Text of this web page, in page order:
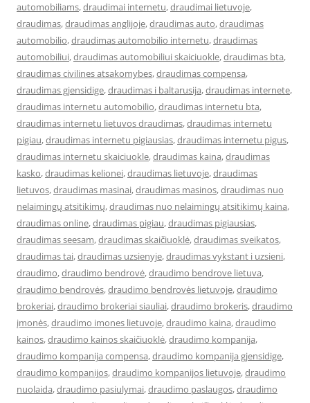
automobiliams,draudimai internetu,draudimai lietuvoje,
draudimas,draudimas anglijoje,draudimas auto,draudimas
automobilio,draudimas automobilio internetu,draudimas
automobiliui,draudimas automobiliui skaiciuokle,draudimas bta,
draudimas civilines atsakomybes,draudimas compensa,
draudimas gjensidige,draudimas i baltarusija,draudimas internete,
draudimas internetu automobilio,draudimas internetu bta,
draudimas internetu lietuvos draudimas,draudimas internetu
pigiau,draudimas internetu pigiausias,draudimas internetu pigus,
draudimas internetu skaiciuokle,draudimas kaina,draudimas
kasko,draudimas kelionei,draudimas lietuvoje,draudimas
lietuvos,draudimas masinai,draudimas masinos,draudimas nuo
nelaimingų atsitikimų,draudimas nuo nelaimingų atsitikimų kaina,
draudimas online,draudimas pigiau,draudimas pigiausias,
draudimas seesam,draudimas skaičiuoklė,draudimas sveikatos,
draudimas tai,draudimas uzsienyje,draudimas vykstant i uzsieni,
draudimo,draudimo bendrovė,draudimo bendrove lietuva,
draudimo bendrovės,draudimo bendrovės lietuvoje,draudimo
brokeriai,draudimo brokeriai siauliai,draudimo brokeris,draudimo
įmonės,draudimo imones lietuvoje,draudimo kaina,draudimo
kainos,draudimo kainos skaičiuoklė,draudimo kompanija,
draudimo kompanija compensa,draudimo kompanija gjensidige,
draudimo kompanijos,draudimo kompanijos lietuvoje,draudimo
nuolaida,draudimo pasiulymai,draudimo paslaugos,draudimo